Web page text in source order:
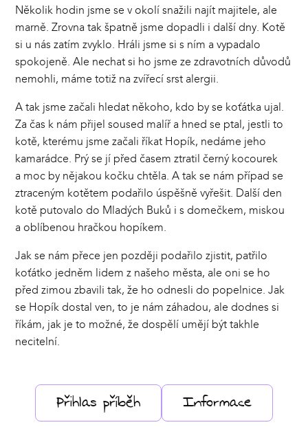
Několik hodin jsme se v okolí snažili najít majitele, ale
marně. Zrovna tak špatně jsme dopadli i další dny. Kotě
si u nás zatím zvyklo. Hráli jsme si s ním a vypadalo
spokojeně. Ale nechat si ho jsme ze zdravotních důvodů
nemohli, máme totiž na zvířecí srst alergii.
A tak jsme začali hledat někoho, kdo by se koťátka ujal.
Za čas k nám přijel soused malíř a hned se ptal, jestli to
kotě, kterému jsme začali říkat Hopík, nedáme jeho
kamarádce. Prý se jí před časem ztratil černý kocourek
a moc by nějakou kočku chtěla. A tak se nám případ se
ztraceným kotětem podařilo úspěšně vyřešit. Další den
kotě putovalo do Mladých Buků i s domečkem, miskou
a oblíbenou hračkou hopíkem.
Jak se nám přece jen později podařilo zjistit, patřilo
koťátko jedněm lidem z našeho města, ale oni se ho
před zimou zbavili tak, že ho odnesli do popelnice. Jak
se Hopík dostal ven, to je nám záhadou, ale dodnes si
říkám, jak je to možné, že dospělí umějí být takhle
necitelní.
Přihlas příběh Informace